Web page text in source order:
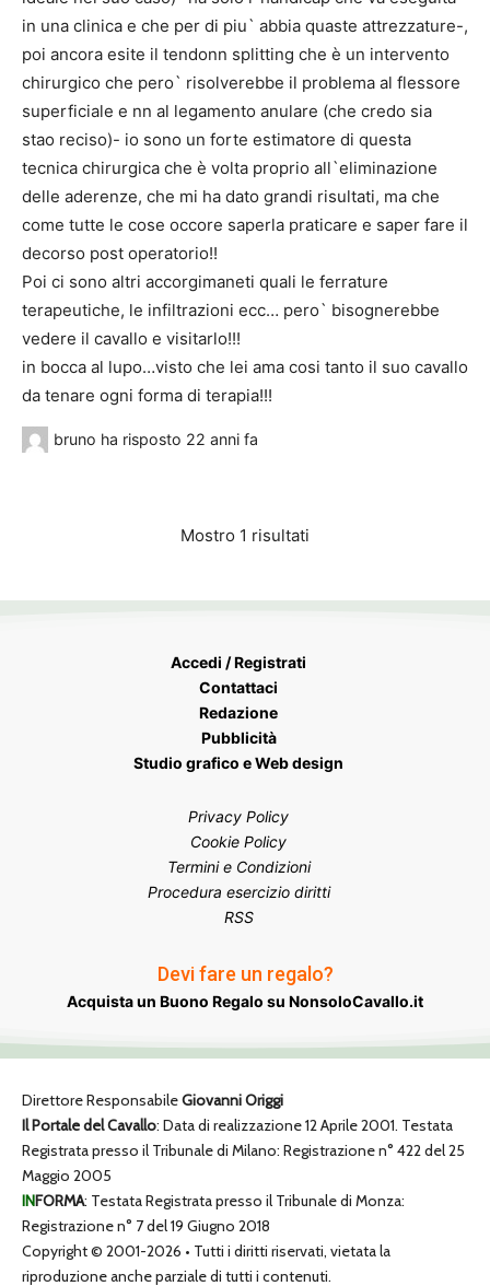
in una clinica e che per di piu` abbia quaste attrezzature-,
poi ancora esite il tendonn splitting che è un intervento
chirurgico che pero` risolverebbe il problema al flessore
superficiale e nn al legamento anulare (che credo sia
stao reciso)- io sono un forte estimatore di questa
tecnica chirurgica che è volta proprio all`eliminazione
delle aderenze, che mi ha dato grandi risultati, ma che
come tutte le cose occore saperla praticare e saper fare il
decorso post operatorio!!
Poi ci sono altri accorgimaneti quali le ferrature
terapeutiche, le infiltrazioni ecc… pero` bisognerebbe
vedere il cavallo e visitarlo!!!
in bocca al lupo…visto che lei ama cosi tanto il suo cavallo
da tenare ogni forma di terapia!!!
bruno ha risposto 22 anni fa
Mostro 1 risultati
Accedi / Registrati
Contattaci
Redazione
Pubblicità
Studio grafico e Web design
Privacy Policy
Cookie Policy
Termini e Condizioni
Procedura esercizio diritti
RSS
Devi fare un regalo?
Acquista un Buono Regalo su NonsoloCavallo.it
Direttore ResponsabileGiovanni Origgi
Il Portale del Cavallo: Data di realizzazione 12 Aprile 2001. Testata
Registrata presso il Tribunale di Milano: Registrazione n° 422 del 25
Maggio 2005
INFORMA: Testata Registrata presso il Tribunale di Monza:
Registrazione n° 7 del 19 Giugno 2018
Copyright © 2001-2026 • Tutti i diritti riservati, vietata la
riproduzione anche parziale di tutti i contenuti.